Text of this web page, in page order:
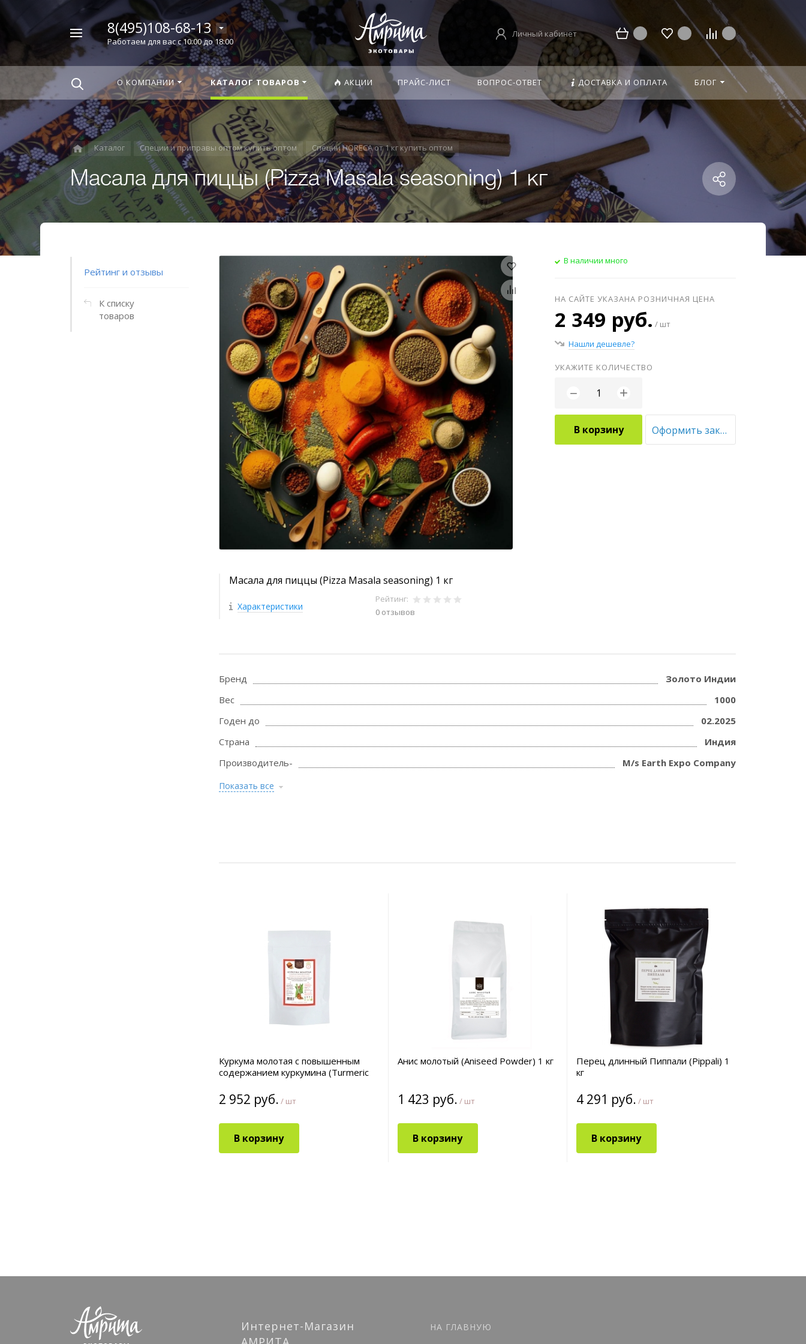
Найти
Например,
8(495)108-68-13
Работаем для вас с 10:00 до 18:00
Личный кабинет
О КОМПАНИИ КАТАЛОГ ТОВАРОВ АКЦИИ ПРАЙС-ЛИСТ ВОПРОС-ОТВЕТ ДОСТАВКА И ОПЛАТА БЛОГ
Каталог Специи и приправы оптом купить оптом Специи HORECA от 1 кг купить оптом
Масала для пиццы (Pizza Masala seasoning) 1 кг
Рейтинг и отзывы
К списку
товаров
Масала для пиццы (Pizza Masala seasoning) 1 кг
Характеристики
Рейтинг:
0 отзывов
В наличии много
НА САЙТЕ УКАЗАНА РОЗНИЧНАЯ ЦЕНА
2 349 руб. / шт
Нашли дешевле?
УКАЖИТЕ КОЛИЧЕСТВО
− +
В корзину Оформить заказ оптом
Бренд
Золото Индии
Вес
1000
Годен до
02.2025
Страна
Индия
Производитель-
M/s Earth Expo Company
Показать все
Куркума молотая с повышенным
содержанием куркумина (Turmeric
2 952 руб. / шт
В корзину
Анис молотый (Aniseed Powder) 1 кг
1 423 руб. / шт
В корзину
Перец длинный Пиппали (Pippali) 1
кг
4 291 руб. / шт
В корзину
Интернет-Магазин
НА ГЛАВНУЮ